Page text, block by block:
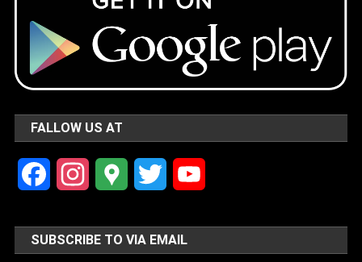
FALLOW US AT
FacebookInstagramGoogle Twitter
SUBSCRIBE TO VIA EMAIL